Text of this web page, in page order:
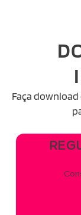
Faça